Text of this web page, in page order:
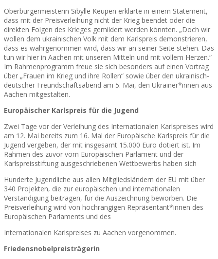
Oberbürgermeisterin Sibylle Keupen erklärte in einem Statement,
dass mit der Preisverleihung nicht der Krieg beendet oder die
direkten Folgen des Krieges gemildert werden könnten. „Doch wir
wollen dem ukrainischen Volk mit dem Karlspreis demonstrieren,
dass es wahrgenommen wird, dass wir an seiner Seite stehen. Das
tun wir hier in Aachen mit unseren Mitteln und mit vollem Herzen.“
Im Rahmenprogramm freue sie sich besonders auf einen Vortrag
über „Frauen im Krieg und ihre Rollen“ sowie über den ukrainisch-
deutscher Freundschaftsabend am 5. Mai, den Ukrainer*innen aus
Aachen mitgestalten.
Europäischer Karlspreis für die Jugend
Zwei Tage vor der Verleihung des Internationalen Karlspreises wird
am 12. Mai bereits zum 16. Mal der Europäische Karlspreis für die
Jugend vergeben, der mit insgesamt 15.000 Euro dotiert ist. Im
Rahmen des zuvor vom Europäischen Parlament und der
Karlspreisstiftung ausgeschriebenen Wettbewerbs haben sich
Hunderte Jugendliche aus allen Mitgliedsländern der EU mit über
340 Projekten, die zur europäischen und internationalen
Verständigung beitragen, für die Auszeichnung beworben. Die
Preisverleihung wird von hochrangigen Repräsentant*innen des
Europäischen Parlaments und des
Internationalen Karlspreises zu Aachen vorgenommen.
Friedensnobelpreisträgerin